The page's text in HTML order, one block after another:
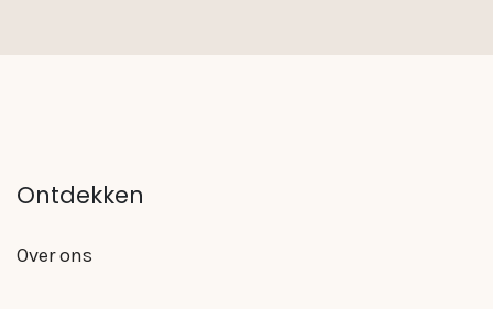
Ontdekken
Over ons